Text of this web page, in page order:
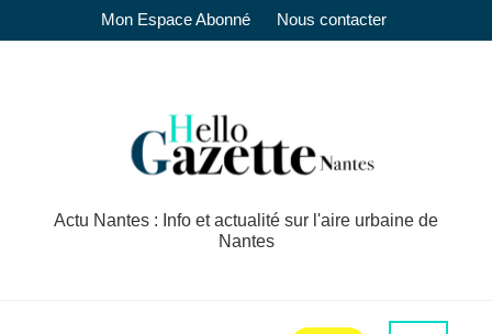
Mon Espace Abonné Nous contacter
Actu Nantes : Info et actualité sur l'aire urbaine de
Nantes